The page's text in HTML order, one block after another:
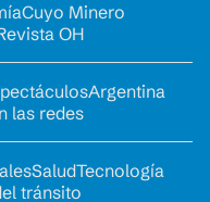
Cuyo Minero
OH
Argentina
las redes
SaludTecnología
tránsito